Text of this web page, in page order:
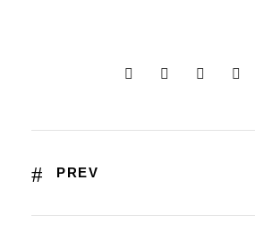
PREV